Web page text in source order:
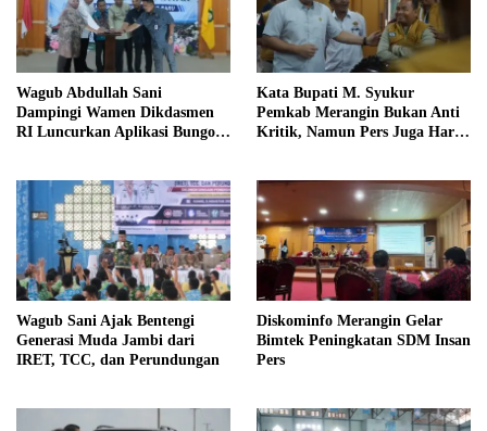
Wagub Abdullah Sani
Dampingi Wamen Dikdasmen
RI Luncurkan Aplikasi Bungo
Kata Bupati M. Syukur
Pemkab Merangin Bukan Anti
Kritik, Namun Pers Juga Harus
Wagub Sani Ajak Bentengi
Generasi Muda Jambi dari
IRET, TCC, dan Perundungan
Diskominfo Merangin Gelar
Bimtek Peningkatan SDM Insan
Pers